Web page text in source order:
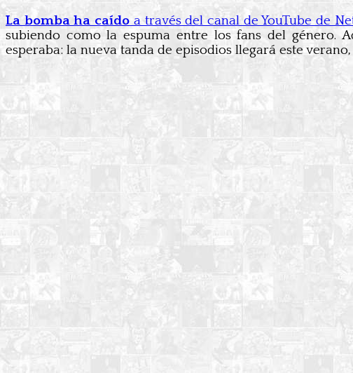
La bomba ha caído a través del canal de YouTube de
subiendo como la espuma entre los fans del género.
esperaba: la nueva tanda de episodios llegará este